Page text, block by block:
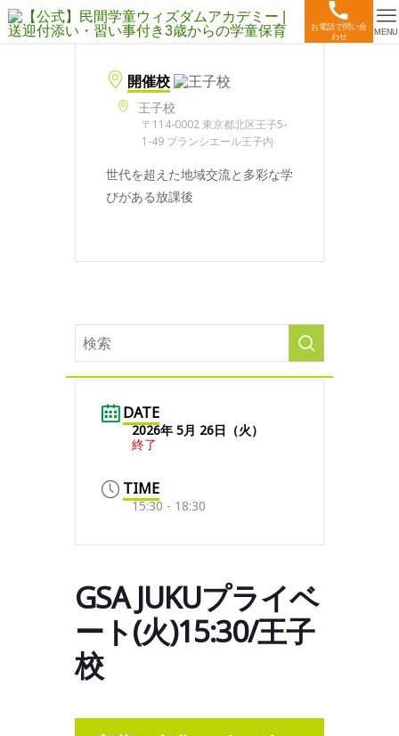
お電話で問い合
わせ
MENU
開催校
王子校
〒114-0002 東京都北区王子5-
1-49 ブランシエール王子内
世代を超えた地域交流と多彩な学
びがある放課後
DATE
2026年 5月 26日（火）
終了
TIME
15:30 - 18:30
GSA JUKUプライベ
ート(火)15:30/王子
校